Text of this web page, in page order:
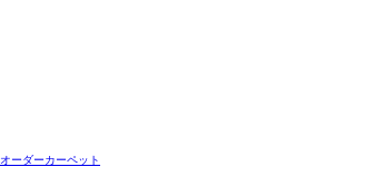
オーダーカーペット